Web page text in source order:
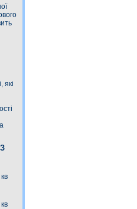
які